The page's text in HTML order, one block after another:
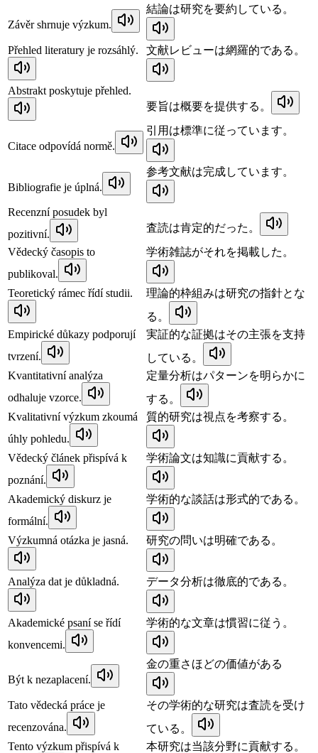
Závěr shrnuje výzkum.
結論は研究を要約している。
Přehled literatury je rozsáhlý. 文献レビューは網羅的である。
Abstrakt poskytuje přehled.
要旨は概要を提供する。
Citace odpovídá normě.
引用は標準に従っています。
Bibliografie je úplná.
参考文献は完成しています。
Recenzní posudek byl
pozitivní.
査読は肯定的だった。
Vědecký časopis to
publikoval.
学術雑誌がそれを掲載した。
Teoretický rámec řídí studii.
理論的枠組みは研究の指針とな
る。
Empirické důkazy podporují
tvrzení.
実証的な証拠はその主張を支持
している。
Kvantitativní analýza
odhaluje vzorce.
定量分析はパターンを明らかに
する。
Kvalitativní výzkum zkoumá
úhly pohledu.
質的研究は視点を考察する。
Vědecký článek přispívá k
poznání.
学術論文は知識に貢献する。
Akademický diskurz je
formální.
学術的な談話は形式的である。
Výzkumná otázka je jasná. 研究の問いは明確である。
Analýza dat je důkladná. データ分析は徹底的である。
Akademické psaní se řídí
konvencemi.
学術的な文章は慣習に従う。
Být k nezaplacení.
金の重さほどの価値がある
Tato vědecká práce je
recenzována.
その学術的な研究は査読を受け
ている。
Tento výzkum přispívá k
本研究は当該分野に貢献する。